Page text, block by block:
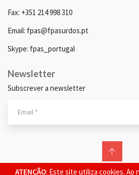
ATENÇÃO: Este site utiliza cookies. Ao
Fax: +351 214 998 310
Email: fpas@fpasurdos.pt
Skype: fpas_portugal
Newsletter
Subscrever a newsletter
© 2026 FPAS. Todos os